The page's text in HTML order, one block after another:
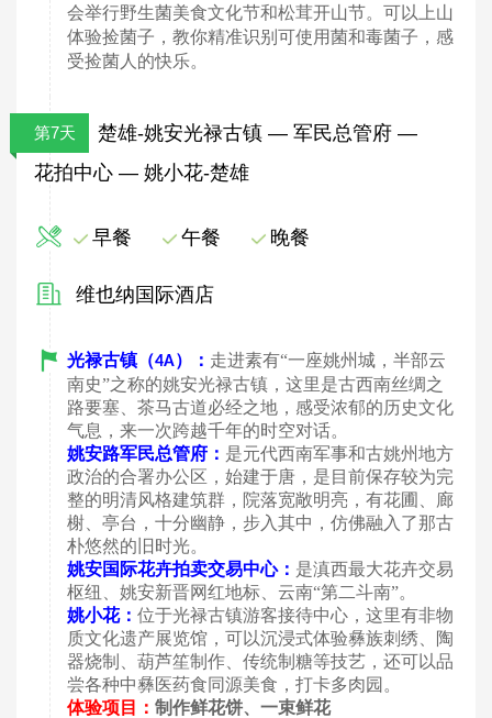
会举行野生菌美食文化节和松茸开山节。可以上山
体验捡菌子，教你精准识别可使用菌和毒菌子，感
受捡菌人的快乐。
第7天
楚雄-姚安光禄古镇 — 军民总管府 —
花拍中心 — 姚小花-楚雄
早餐 午餐 晚餐
维也纳国际酒店
光禄古镇（4A）： 走进素有“一座姚州城，半部云
南史”之称的姚安光禄古镇，这里是古西南丝绸之
路要塞、茶马古道必经之地，感受浓郁的历史文化
气息，来一次跨越千年的时空对话。
姚安路军民总管府： 是元代西南军事和古姚州地方
政治的合署办公区，始建于唐，是目前保存较为完
整的明清风格建筑群，院落宽敞明亮，有花圃、廊
榭、亭台，十分幽静，步入其中，仿佛融入了那古
朴悠然的旧时光。
姚安国际花卉拍卖交易中心： 是滇西最大花卉交易
枢纽、姚安新晋网红地标、云南“第二斗南”。
姚小花： 位于光禄古镇游客接待中心，这里有非物
质文化遗产展览馆，可以沉浸式体验彝族刺绣、陶
器烧制、葫芦笙制作、传统制糖等技艺，还可以品
尝各种中彝医药食同源美食，打卡多肉园。
体验项目： 制作鲜花饼、一束鲜花